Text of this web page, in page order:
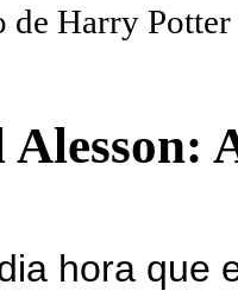
de Harry
hora que